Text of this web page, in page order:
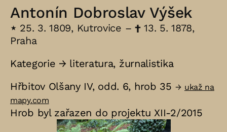
Antonín Dobroslav Výšek
⋆ 25. 3. 1809, Kutrovice – †13. 5. 1878,
Praha
Kategorie → literatura, žurnalistika
Hřbitov Olšany IV, odd. 6, hrob 35 → ukaž na
mapy.com
Hrob byl zařazen do projektu XII-2/2015